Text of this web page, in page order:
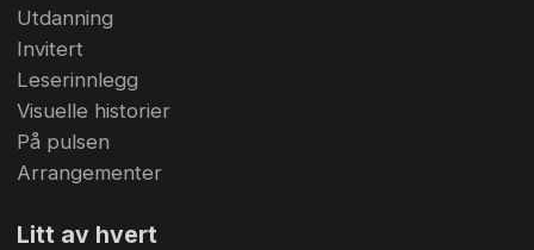
Utdanning
Invitert
Leserinnlegg
Visuelle historier
På pulsen
Arrangementer
Litt av hvert